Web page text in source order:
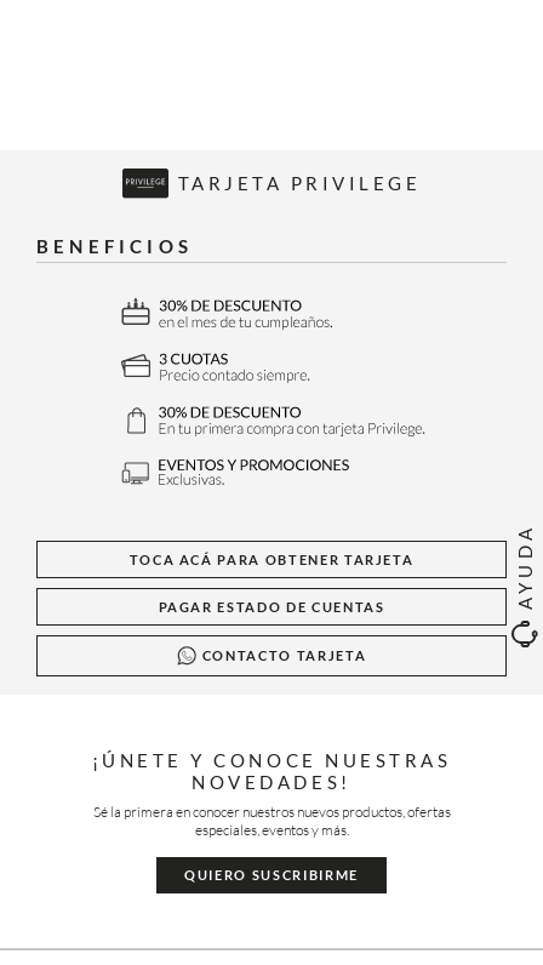
AYUDA
TARJETA PRIVILEGE
BENEFICIOS
TOCA ACÁ PARA OBTENER TARJETA
PAGAR ESTADO DE CUENTAS
CONTACTO TARJETA
¡ÚNETE Y CONOCE NUESTRAS
NOVEDADES!
Sé la primera en conocer nuestros nuevos productos, ofertas
especiales, eventos y más.
QUIERO SUSCRIBIRME